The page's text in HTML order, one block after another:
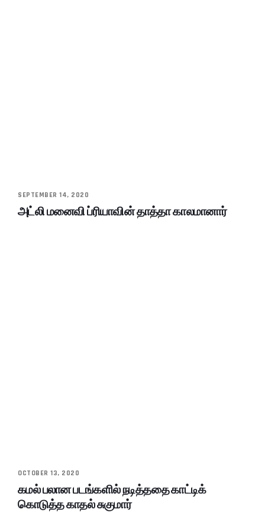
SEPTEMBER 14, 2020
அட்லி மனைவி ப்ரியாவின் தாத்தா காலமானார்
OCTOBER 13, 2020
கமல் பலான படங்களில் நடித்ததை காட்டிக்
கொடுத்த காதல் சுகுமார்